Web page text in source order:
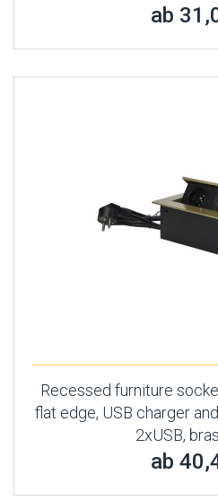
ab
Recessed furniture
flat edge, USB charger
2xUSB,
ab